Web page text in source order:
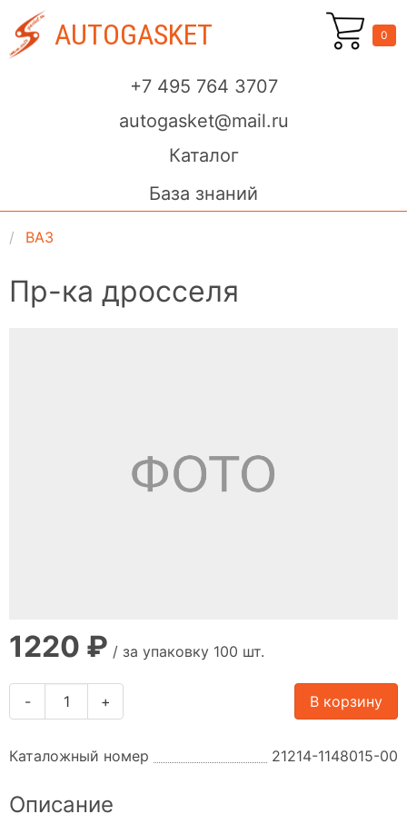
AUTOGASKET
+7 495 764 3707
autogasket@mail.ru
Каталог
База знаний
0
ВАЗ
Пр-ка дросселя
1220 ₽ / за упаковку 100 шт.
- + В корзину
Каталожный номер 21214-1148015-00
Описание